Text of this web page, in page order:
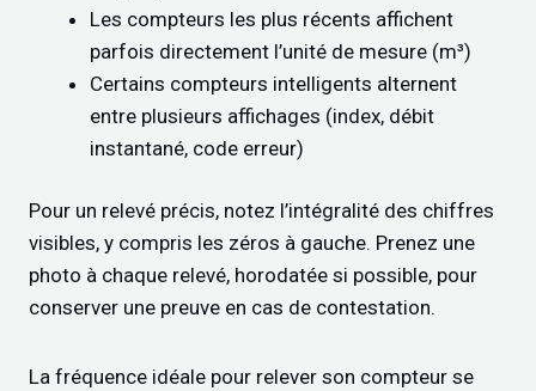
Les compteurs les plus récents affichent
parfois directement l’unité de mesure (m³)
Certains compteurs intelligents alternent
entre plusieurs affichages (index, débit
instantané, code erreur)
Pour un relevé précis, notez l’intégralité des chiffres
visibles, y compris les zéros à gauche. Prenez une
photo à chaque relevé, horodatée si possible, pour
conserver une preuve en cas de contestation.
La fréquence idéale pour relever son compteur se